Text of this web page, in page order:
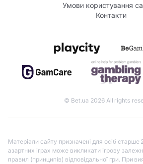
Умови користування
Контакти
© Bet.ua 2026 All rights
Матеріали сайту призначені для осіб старше
азартних іграх може викликати ігрову
правил (принципів) відповідальної гри. При